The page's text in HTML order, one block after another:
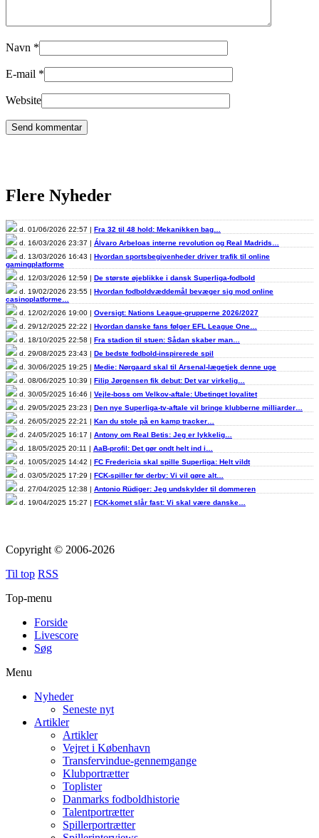
Navn *
E-mail *
Website
Flere Nyheder
d. 01/06/2026 22:57 | Fra 32 til 48 hold: Mekanikken bag…
d. 16/03/2026 23:37 | Álvaro Arbeloas interne revolution og Real Madrids…
d. 13/03/2026 16:43 | Hvordan sportsbegivenheder driver trafik til online
gamingplatforme
d. 12/03/2026 12:59 | De største øjeblikke i dansk Superliga-fodbold
d. 19/02/2026 23:55 | Hvordan fodboldvæddemål bevæger sig mod online
casinoplatforme…
d. 12/02/2026 19:00 | Oversigt: Nations League-grupperne 2026/2027
d. 29/12/2025 22:22 | Hvordan danske fans følger EFL League One…
d. 18/10/2025 22:58 | Fra stadion til stuen: Sådan skaber man…
d. 29/08/2025 23:43 | De bedste fodbold-inspirerede spil
d. 30/06/2025 19:25 | Medie: Nørgaard skal til Arsenal-lægetjek denne uge
d. 08/06/2025 10:39 | Filip Jørgensen fik debut: Det var virkelig…
d. 30/05/2025 16:46 | Vejle-boss om Velkov-aftale: Ubetinget loyalitet
d. 29/05/2025 23:23 | Den nye Superliga-tv-aftale vil bringe klubberne milliarder…
d. 26/05/2025 22:21 | Kan du stole på en kamp tracker…
d. 24/05/2025 16:17 | Antony om Real Betis: Jeg er lykkelig…
d. 18/05/2025 20:11 | AaB-profil: Det gør ondt helt ind i…
d. 10/05/2025 14:42 | FC Fredericia skal spille Superliga: Helt vildt
d. 03/05/2025 17:29 | FCK-spiller før derby: Vi vil gøre alt…
d. 27/04/2025 12:38 | Antonio Rüdiger: Jeg undskylder til dommeren
d. 19/04/2025 15:27 | FCK-komet slår fast: Vi skal være danske…
Copyright © 2006-2026
Til top RSS
Top-menu
Forside
Livescore
Søg
Menu
Nyheder
Seneste nyt
Artikler
Artikler
Vejret i København
Transfervindue-gennemgange
Klubportrætter
Toplister
Danmarks fodboldhistorie
Talentportrætter
Spillerportrætter